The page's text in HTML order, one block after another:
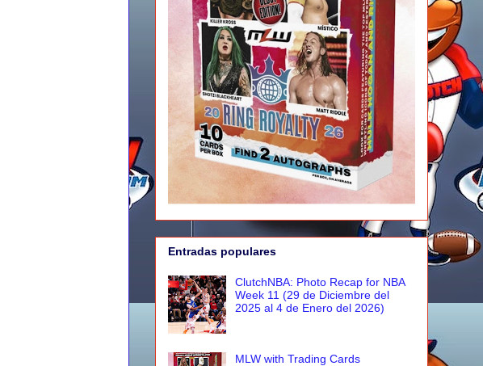
Entradas populares
ClutchNBA: Photo Recap for NBA
Week 11 (29 de Diciembre del
2025 al 4 de Enero del 2026)
MLW with Trading Cards